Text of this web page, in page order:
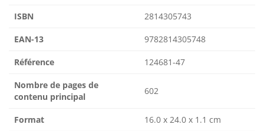
ISBN 2814305743
EAN-13 9782814305748
Référence 124681-47
Nombre de pages de
contenu principal
602
Format 16.0 x 24.0 x 1.1 cm